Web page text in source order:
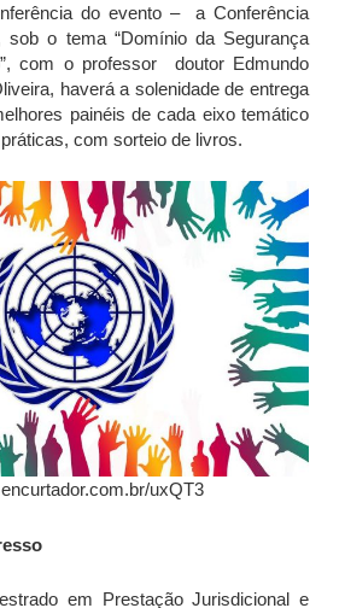
do evento – a Conferência
sob o tema “Domínio da Segurança
com o professor doutor Edmundo
haverá a solenidade de entrega
painéis de cada eixo temático
com sorteio de livros.
uxQT3
em Prestação Jurisdicional e